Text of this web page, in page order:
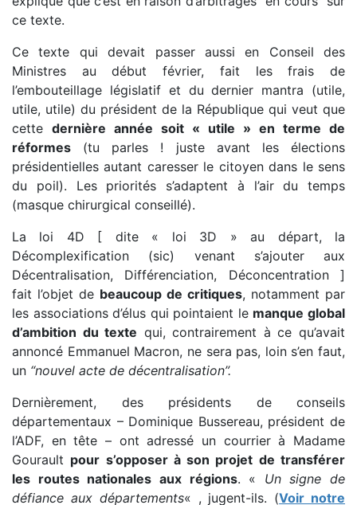
ce texte.
Ce texte qui devait passer aussi en Conseil des
Ministres au début février, fait les frais de
l’embouteillage législatif et du dernier mantra (utile,
utile, utile) du président de la République qui veut que
cette dernière année soit « utile » en terme de
réformes (tu parles ! juste avant les élections
présidentielles autant caresser le citoyen dans le sens
du poil). Les priorités s’adaptent à l’air du temps
(masque chirurgical conseillé).
La loi 4D [ dite « loi 3D » au départ, la
Décomplexification (sic) venant s’ajouter aux
Décentralisation, Différenciation, Déconcentration ]
fait l’objet de beaucoup de critiques, notamment par
les associations d’élus qui pointaient le manque global
d’ambition du texte qui, contrairement à ce qu’avait
annoncé Emmanuel Macron, ne sera pas, loin s’en faut,
un “nouvel acte de décentralisation”.
Dernièrement, des présidents de conseils
départementaux – Dominique Bussereau, président de
l’ADF, en tête – ont adressé un courrier à Madame
Gourault pour s’opposer à son projet de transférer
les routes nationales aux régions. « Un signe de
défiance aux départements« , jugent-ils. (Voir notre